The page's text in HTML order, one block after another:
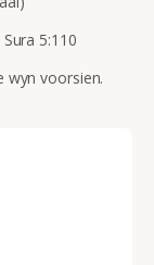
Sura 5:110
wyn voorsien.